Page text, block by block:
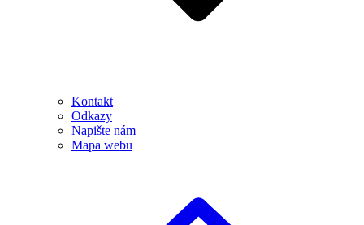
Kontakt
Odkazy
Napište nám
Mapa webu